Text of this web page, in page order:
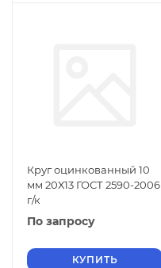
Круг оцинкованный 10
мм 20Х13 ГОСТ 2590-2006
г/к
По запросу
КУПИТЬ